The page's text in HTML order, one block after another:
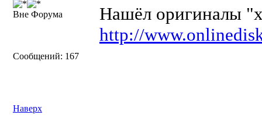
Вне Форума
Сообщений: 167
Нашёл оригиналы
http://
Наверх